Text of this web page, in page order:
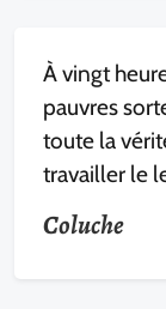
À vingt
pauvres
toute la
travailler le
Coluche